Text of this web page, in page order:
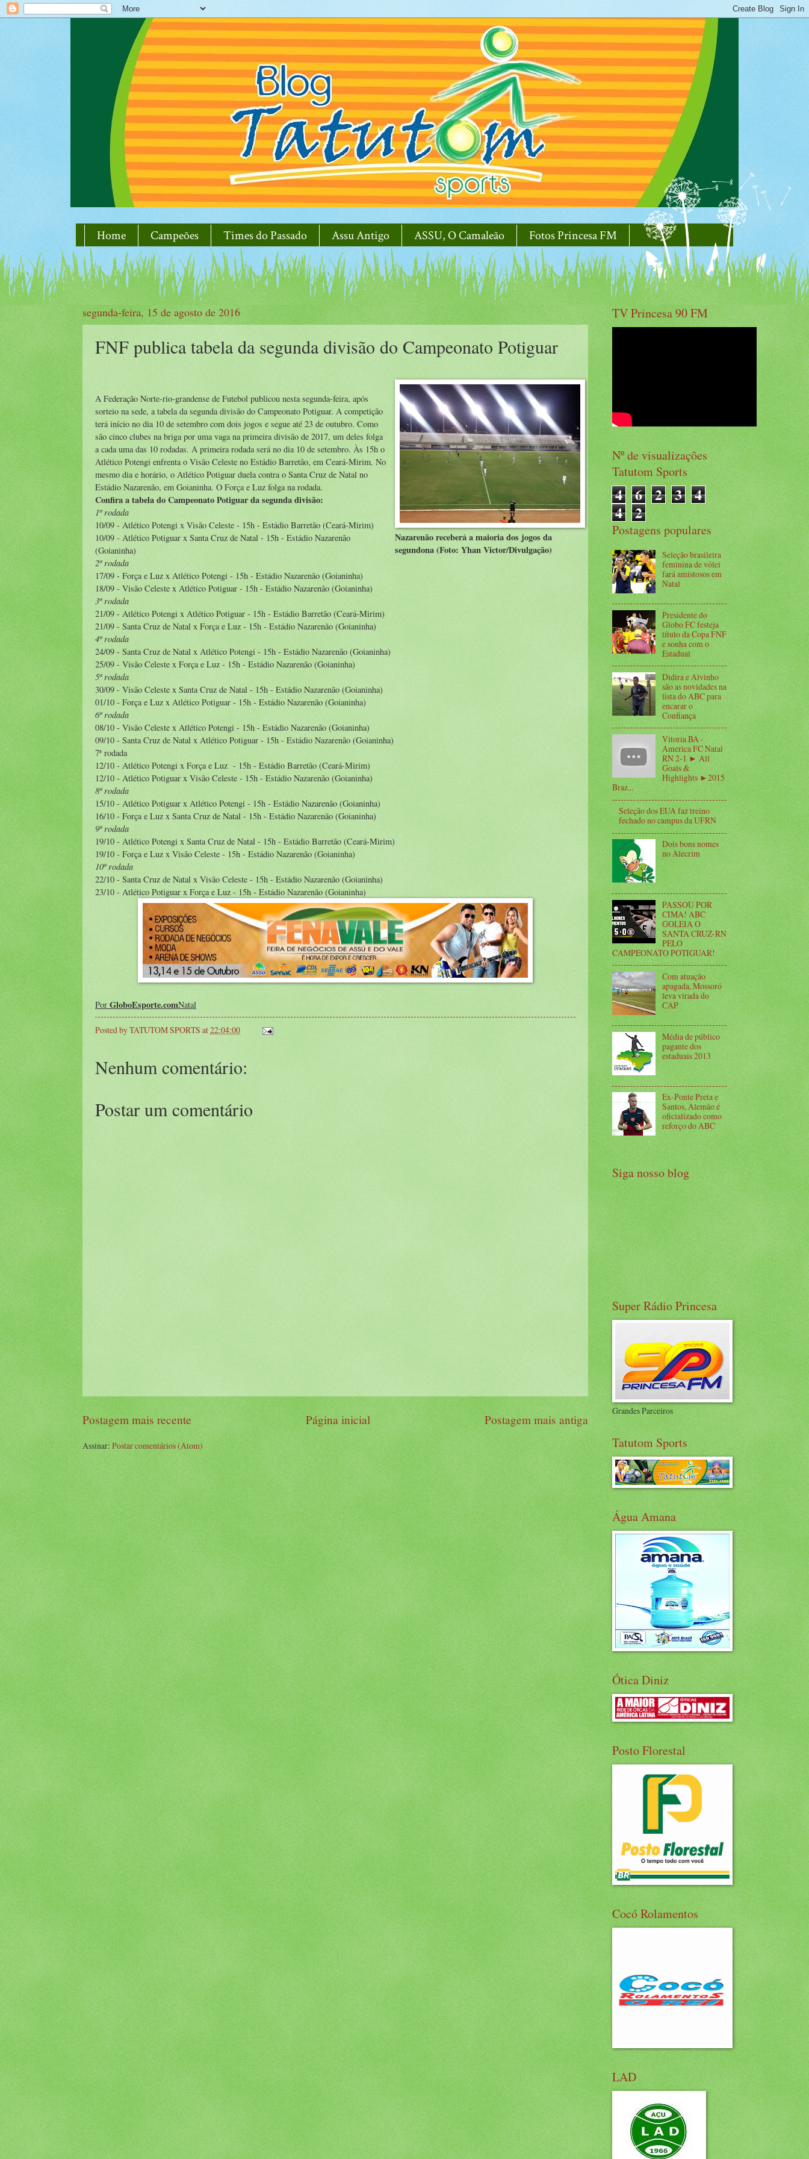
Home Campeões Times do Passado Assu Antigo ASSU, O Camaleão Fotos Princesa FM
segunda-feira, 15 de agosto de 2016
FNF publica tabela da segunda divisão do Campeonato Potiguar
Nazarenão receberá a maioria dos jogos da
segundona (Foto: Yhan Victor/Divulgação)
A Federação Norte-rio-grandense de Futebol publicou nesta segunda-feira, após
sorteio na sede, a tabela da segunda divisão do Campeonato Potiguar. A competição
terá início no dia 10 de setembro com dois jogos e segue até 23 de outubro. Como
são cinco clubes na briga por uma vaga na primeira divisão de 2017, um deles folga
a cada uma das 10 rodadas. A primeira rodada será no dia 10 de setembro. Às 15h o
Atlético Potengi enfrenta o Visão Celeste no Estádio Barretão, em Ceará-Mirim. No
mesmo dia e horário, o Atlético Potiguar duela contra o Santa Cruz de Natal no
Estádio Nazarenão, em Goianinha. O Força e Luz folga na rodada.
Confira a tabela do Campeonato Potiguar da segunda divisão:
1ª rodada
10/09 - Atlético Potengi x Visão Celeste - 15h - Estádio Barretão (Ceará-Mirim)
10/09 - Atlético Potiguar x Santa Cruz de Natal - 15h - Estádio Nazarenão
(Goianinha)
2ª rodada
17/09 - Força e Luz x Atlético Potengi - 15h - Estádio Nazarenão (Goianinha)
18/09 - Visão Celeste x Atlético Potiguar - 15h - Estádio Nazarenão (Goianinha)
3ª rodada
21/09 - Atlético Potengi x Atlético Potiguar - 15h - Estádio Barretão (Ceará-Mirim)
21/09 - Santa Cruz de Natal x Força e Luz - 15h - Estádio Nazarenão (Goianinha)
4ª rodada
24/09 - Santa Cruz de Natal x Atlético Potengi - 15h - Estádio Nazarenão (Goianinha)
25/09 - Visão Celeste x Força e Luz - 15h - Estádio Nazarenão (Goianinha)
5ª rodada
30/09 - Visão Celeste x Santa Cruz de Natal - 15h - Estádio Nazarenão (Goianinha)
01/10 - Força e Luz x Atlético Potiguar - 15h - Estádio Nazarenão (Goianinha)
6ª rodada
08/10 - Visão Celeste x Atlético Potengi - 15h - Estádio Nazarenão (Goianinha)
09/10 - Santa Cruz de Natal x Atlético Potiguar - 15h - Estádio Nazarenão (Goianinha)
7ª rodada
12/10 - Atlético Potengi x Força e Luz - 15h - Estádio Barretão (Ceará-Mirim)
12/10 - Atlético Potiguar x Visão Celeste - 15h - Estádio Nazarenão (Goianinha)
8ª rodada
15/10 - Atlético Potiguar x Atlético Potengi - 15h - Estádio Nazarenão (Goianinha)
16/10 - Força e Luz x Santa Cruz de Natal - 15h - Estádio Nazarenão (Goianinha)
9ª rodada
19/10 - Atlético Potengi x Santa Cruz de Natal - 15h - Estádio Barretão (Ceará-Mirim)
19/10 - Força e Luz x Visão Celeste - 15h - Estádio Nazarenão (Goianinha)
10ª rodada
22/10 - Santa Cruz de Natal x Visão Celeste - 15h - Estádio Nazarenão (Goianinha)
23/10 - Atlético Potiguar x Força e Luz - 15h - Estádio Nazarenão (Goianinha)
Por GloboEsporte.comNatal
Posted byTATUTOM SPORTS at22:04:00
Nenhum comentário:
Postar um comentário
Postagem mais recente Postagem mais antiga
Página inicial
Assinar:Postar comentários (Atom)
TV Princesa 90 FM
Nº de visualizações
Tatutom Sports
4 6 2 3 4
4 2
Postagens populares
Seleção brasileira
feminina de vôlei
fará amistosos em
Natal
Presidente do
Globo FC festeja
título da Copa FNF
e sonha com o
Estadual
Didira e Alvinho
são as novidades na
lista do ABC para
encarar o
Confiança
Vitoria BA -
America FC Natal
RN 2-1 ► All
Goals &
Highlights ►2015
Braz...
Seleção dos EUA faz treino
fechado no campus da UFRN
Dois bons nomes
no Alecrim
PASSOU POR
CIMA! ABC
GOLEIA O
SANTA CRUZ-RN
PELO
CAMPEONATO POTIGUAR!
Com atuação
apagada, Mossoró
leva virada do
CAP
Média de público
pagante dos
estaduais 2013
Ex-Ponte Preta e
Santos, Alemão é
oficializado como
reforço do ABC
Siga nosso blog
Super Rádio Princesa
Grandes Parceiros
Tatutom Sports
Água Amana
Ótica Diniz
Posto Florestal
Cocó Rolamentos
LAD